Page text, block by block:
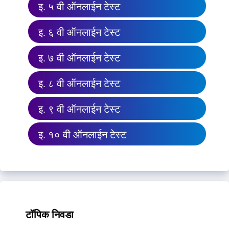
इ. ५ वी ऑनलाईन टेस्ट
इ. ६ वी ऑनलाईन टेस्ट
इ. ७ वी ऑनलाईन टेस्ट
इ. ८ वी ऑनलाईन टेस्ट
इ. ९ वी ऑनलाईन टेस्ट
इ. १० वी ऑनलाईन टेस्ट
टॉपिक निवडा